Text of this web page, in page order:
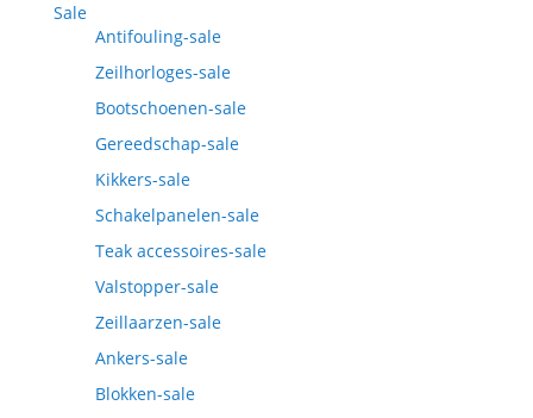
Sale
Antifouling-sale
Zeilhorloges-sale
Bootschoenen-sale
Gereedschap-sale
Kikkers-sale
Schakelpanelen-sale
Teak accessoires-sale
Valstopper-sale
Zeillaarzen-sale
Ankers-sale
Blokken-sale